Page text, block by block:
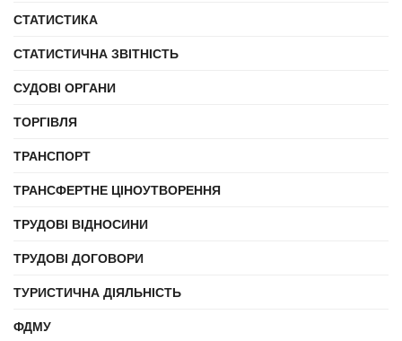
СТАТИСТИКА
СТАТИСТИЧНА ЗВІТНІСТЬ
СУДОВІ ОРГАНИ
ТОРГІВЛЯ
ТРАНСПОРТ
ТРАНСФЕРТНЕ ЦІНОУТВОРЕННЯ
ТРУДОВІ ВІДНОСИНИ
ТРУДОВІ ДОГОВОРИ
ТУРИСТИЧНА ДІЯЛЬНІСТЬ
ФДМУ